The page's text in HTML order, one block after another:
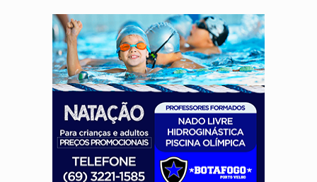
DA RECICLAGEM AO SUCESSO:A trajetória de superação de
'RIO OMERÊ':MPF pede condenação do Banco do Brasil por financiar
INFRAESTRUTURA:Vilhena realiza audiência pública sobre
SEM SISTEMA: Falha afeta atendimentos na Policlínica
VÍDEO:Colisão entre motos deixa dois feridos próximo ao
SOLIDARIEDADE:Cadelinha com câncer precisa de